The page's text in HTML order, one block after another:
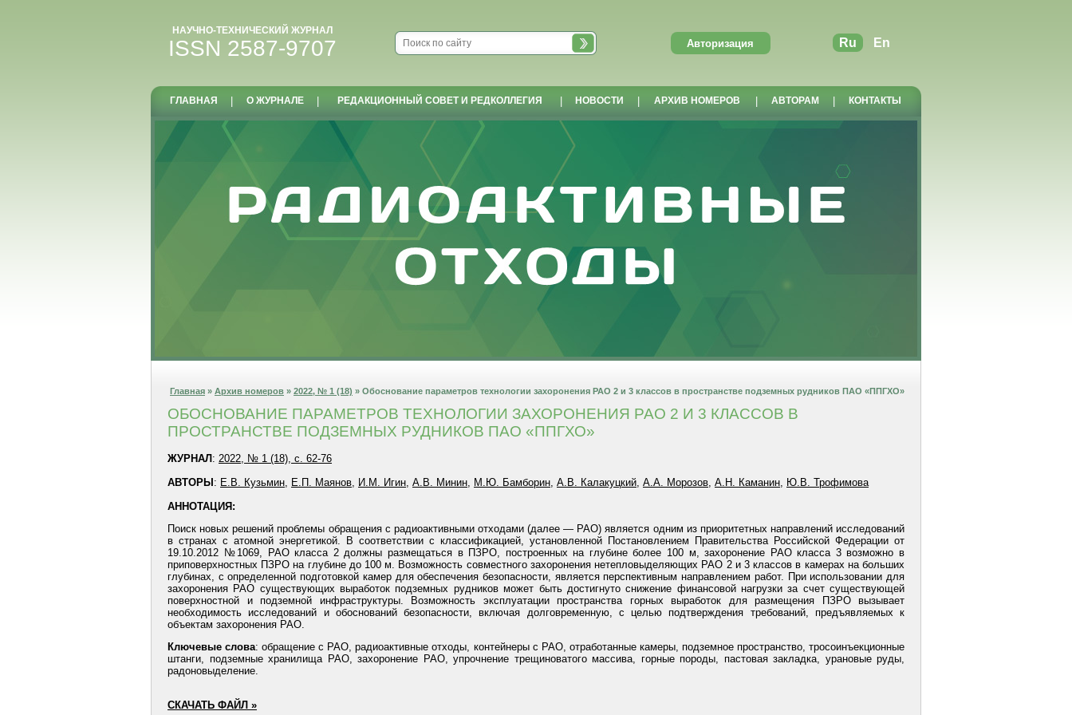
НАУЧНО-ТЕХНИЧЕСКИЙ ЖУРНАЛ
ISSN 2587-9707 Ru En
ГЛАВНАЯ О ЖУРНАЛЕ РЕДАКЦИОННЫЙ СОВЕТ И РЕДКОЛЛЕГИЯ НОВОСТИ АРХИВ НОМЕРОВ АВТОРАМ КОНТАКТЫ
Главная » Архив номеров » 2022, № 1 (18) » Обоснование параметров технологии захоронения РАО 2 и 3 классов в пространстве подземных рудников ПАО «ППГХО»
ОБОСНОВАНИЕ ПАРАМЕТРОВ ТЕХНОЛОГИИ ЗАХОРОНЕНИЯ РАО 2 И 3 КЛАССОВ В
ПРОСТРАНСТВЕ ПОДЗЕМНЫХ РУДНИКОВ ПАО «ППГХО»
ЖУРНАЛ : 2022, № 1 (18), с. 62-76
АВТОРЫ : Е.В. Кузьмин, Е.П. Маянов, И.М. Игин, А.В. Минин, М.Ю. Бамборин, А.В. Калакуцкий, А.А. Морозов, А.Н. Каманин, Ю.В. Трофимова
АННОТАЦИЯ:
Поиск новых решений проблемы обращения с радиоактивными отходами (далее — РАО) является одним из приоритетных направлений исследований
в странах с атомной энергетикой. В соответствии с классификацией, установленной Постановлением Правительства Российской Федерации от
19.10.2012 №1069, РАО класса 2 должны размещаться в ПЗРО, построенных на глубине более 100 м, захоронение РАО класса 3 возможно в
приповерхностных ПЗРО на глубине до 100 м. Возможность совместного захоронения нетепловыделяющих РАО 2 и 3 классов в камерах на больших
глубинах, с определенной подготовкой камер для обеспечения безопасности, является перспективным направлением работ. При использовании для
захоронения РАО существующих выработок подземных рудников может быть достигнуто снижение финансовой нагрузки за счет существующей
поверхностной и подземной инфраструктуры. Возможность эксплуатации пространства горных выработок для размещения ПЗРО вызывает
необходимость исследований и обоснований безопасности, включая долговременную, с целью подтверждения требований, предъявляемых к
объектам захоронения РАО.
Ключевые слова: обращение с РАО, радиоактивные отходы, контейнеры с РАО, отработанные камеры, подземное пространство, тросоинъекционные
штанги, подземные хранилища РАО, захоронение РАО, упрочнение трещиноватого массива, горные породы, пастовая закладка, урановые руды,
радоновыделение.
СКАЧАТЬ ФАЙЛ »